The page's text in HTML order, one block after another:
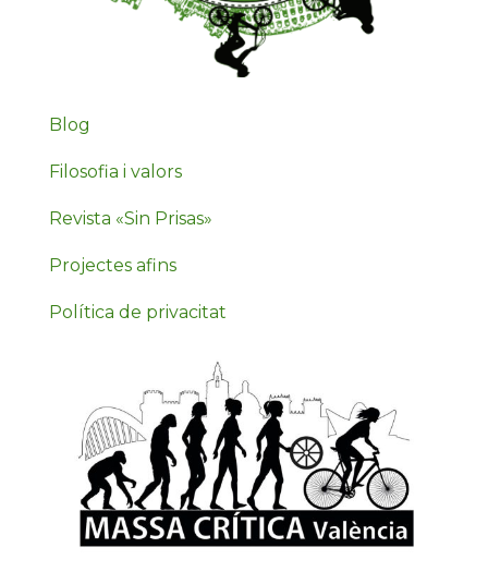
Blog
Filosofia i valors
Revista «Sin Prisas»
Projectes afins
Política de privacitat